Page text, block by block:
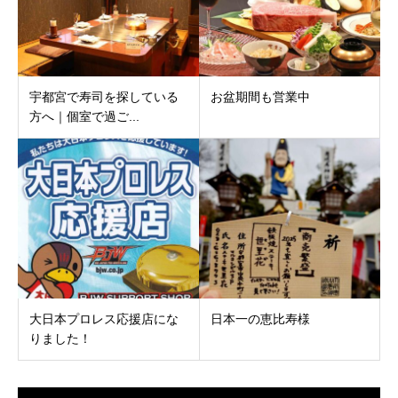
宇都宮で寿司を探している
方へ｜個室で過ご...
お盆期間も営業中
大日本プロレス応援店にな
りました！
日本一の恵比寿様